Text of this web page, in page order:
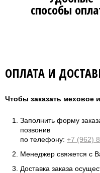
способы
ОПЛАТА И
Чтобы заказать меховое
Заполнить форму
позвонив
по телефону: +7 (962)
Менеджер свяжется с
Доставка заказа